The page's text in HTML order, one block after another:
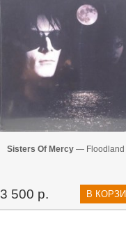
Sisters Of Mercy— ‎Floodland
3 500 р. В